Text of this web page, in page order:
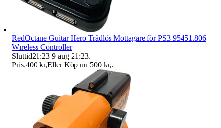
RedOctane Guitar Hero Trådlös Mottagare för PS3 95451.806
Wıreless Controller
Sluttid21:23 9 aug 21:23.
Pris:400 kr,Eller Köp nu 500 kr,.